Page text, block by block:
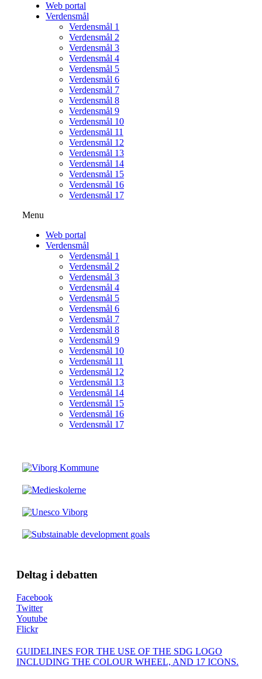
Web portal
Verdensmål
Verdensmål 1
Verdensmål 2
Verdensmål 3
Verdensmål 4
Verdensmål 5
Verdensmål 6
Verdensmål 7
Verdensmål 8
Verdensmål 9
Verdensmål 10
Verdensmål 11
Verdensmål 12
Verdensmål 13
Verdensmål 14
Verdensmål 15
Verdensmål 16
Verdensmål 17
Menu
Web portal
Verdensmål
Verdensmål 1
Verdensmål 2
Verdensmål 3
Verdensmål 4
Verdensmål 5
Verdensmål 6
Verdensmål 7
Verdensmål 8
Verdensmål 9
Verdensmål 10
Verdensmål 11
Verdensmål 12
Verdensmål 13
Verdensmål 14
Verdensmål 15
Verdensmål 16
Verdensmål 17
Deltag i debatten
Facebook
Twitter
Youtube
Flickr
GUIDELINES FOR THE USE OF THE SDG LOGO
INCLUDING THE COLOUR WHEEL, AND 17 ICONS.